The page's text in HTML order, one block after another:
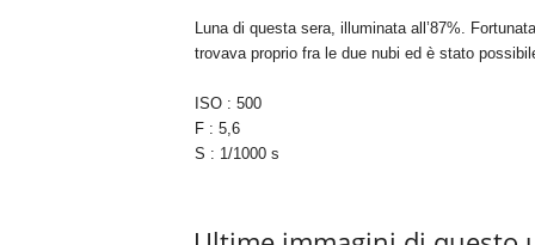
Luna di questa sera, illuminata all’87%.
trovava proprio fra le due nubi ed è stato
ISO : 500
F : 5,6
S : 1/1000 s